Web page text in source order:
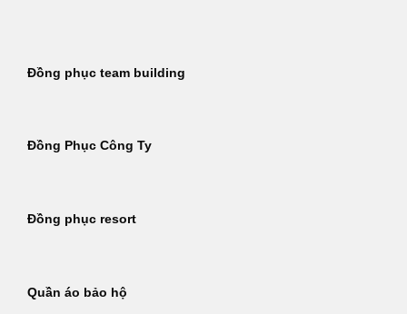
dungĐồng phục team building
Đồng Phục Công Ty
Đồng phục resort
Quần áo bảo hộ